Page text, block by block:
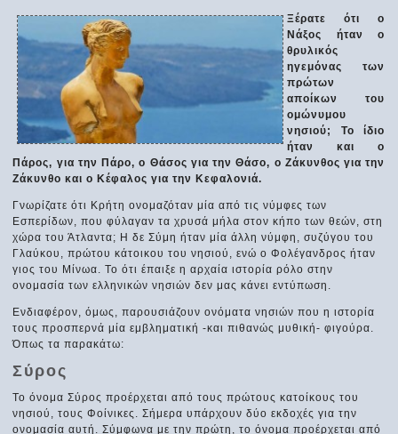
Ξέρατε ότι ο
Νάξος ήταν ο
θρυλικός
ηγεμόνας των
πρώτων
αποίκων του
ομώνυμου
νησιού; Το ίδιο
ήταν και ο
Πάρος, για την Πάρο, ο Θάσος για την Θάσο, ο Ζάκυνθος για την
Ζάκυνθο και ο Κέφαλος για την Κεφαλονιά.
Γνωρίζατε ότι Κρήτη ονομαζόταν μία από τις νύμφες των
Εσπερίδων, που φύλαγαν τα χρυσά μήλα στον κήπο των θεών, στη
χώρα του Άτλαντα; Η δε Σύμη ήταν μία άλλη νύμφη, συζύγου του
Γλαύκου, πρώτου κάτοικου του νησιού, ενώ ο Φολέγανδρος ήταν
γιος του Μίνωα. Το ότι έπαιξε η αρχαία ιστορία ρόλο στην
ονομασία των ελληνικών νησιών δεν μας κάνει εντύπωση.
Ενδιαφέρον, όμως, παρουσιάζουν ονόματα νησιών που η ιστορία
τους προσπερνά μία εμβληματική -και πιθανώς μυθική- φιγούρα.
Όπως τα παρακάτω:
Σύρος
Το όνομα Σύρος προέρχεται από τους πρώτους κατοίκους του
νησιού, τους Φοίνικες. Σήμερα υπάρχουν δύο εκδοχές για την
ονομασία αυτή. Σύμφωνα με την πρώτη, το όνομα προέρχεται από